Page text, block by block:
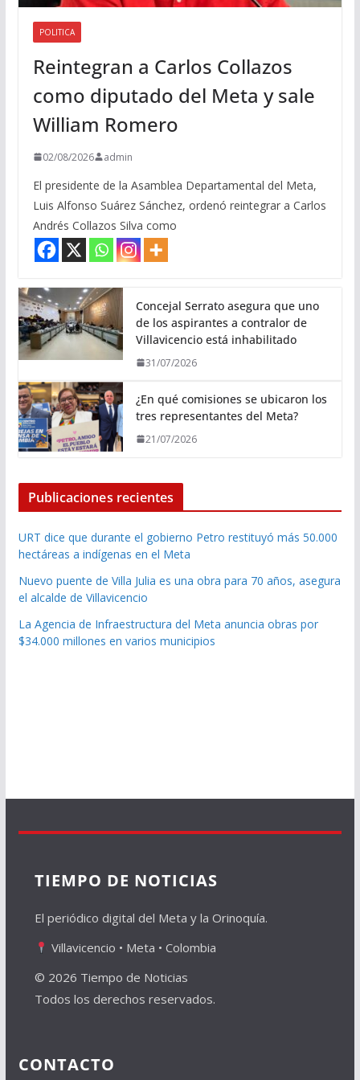
POLITICA
Reintegran a Carlos Collazos
como diputado del Meta y sale
William Romero
02/08/2026 admin
El presidente de la Asamblea Departamental del Meta,
Luis Alfonso Suárez Sánchez, ordenó reintegrar a Carlos
Andrés Collazos Silva como
Concejal Serrato asegura que uno
de los aspirantes a contralor de
Villavicencio está inhabilitado
31/07/2026
¿En qué comisiones se ubicaron los
tres representantes del Meta?
21/07/2026
Publicaciones recientes
URT dice que durante el gobierno Petro restituyó más 50.000
hectáreas a indígenas en el Meta
Nuevo puente de Villa Julia es una obra para 70 años, asegura
el alcalde de Villavicencio
La Agencia de Infraestructura del Meta anuncia obras por
$34.000 millones en varios municipios
TIEMPO DE NOTICIAS
El periódico digital del Meta y la Orinoquía.
Villavicencio • Meta • Colombia
© 2026 Tiempo de Noticias
Todos los derechos reservados.
CONTACTO